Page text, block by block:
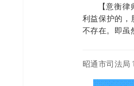
【意衡
利益保护的，
不存在。即虽
昭通市司法